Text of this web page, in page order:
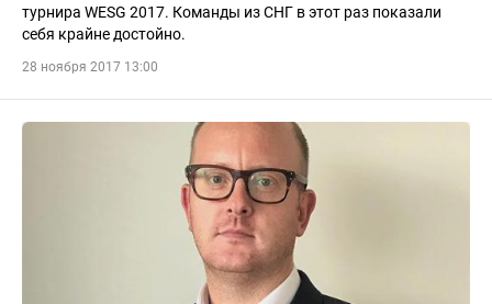
турнира WESG 2017. Команды из СНГ в этот раз показали
себя крайне достойно.
28 ноября 2017 13:00